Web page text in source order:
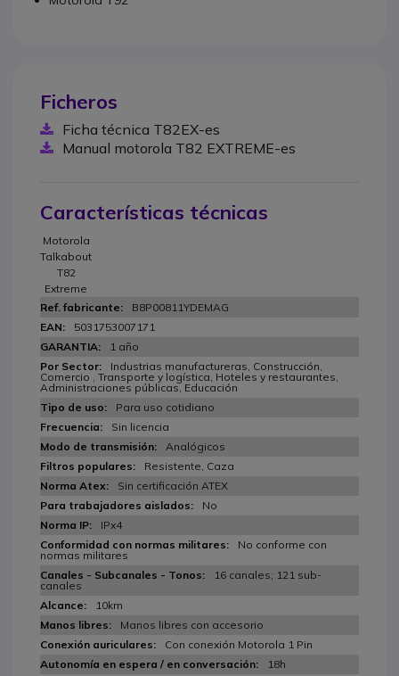
Ficheros
Ficha técnica T82EX-es
Manual motorola T82 EXTREME-es
Características técnicas
Motorola
Talkabout
T82
Extreme
B8P00811YDEMAG
5031753007171
1 año
Industrias manufactureras, Construcción,
Comercio , Transporte y logística, Hoteles y restaurantes,
Administraciones públicas, Educación
Para uso cotidiano
Sin licencia
Analógicos
Resistente, Caza
Sin certificación ATEX
No
IPx4
No conforme con
normas militares
16 canales; 121 sub-
canales
10km
Manos libres con accesorio
Con conexión Motorola 1 Pin
18h